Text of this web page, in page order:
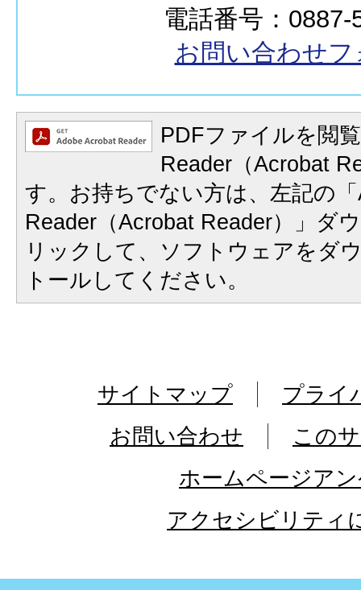
電話番号：0887-
お問い合わせフ
PDFファイルを閲
Reader（Acrobat
す。お持ちでない方は、左記の
Reader（Acrobat Reader）」ダ
リックして、ソフトウェアをダ
トールしてください。
サイトマップ
プライ
お問い合わせ
この
ホームページア
アクセシビリティ